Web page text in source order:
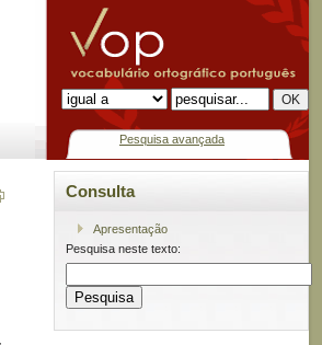
Pesquisa avançada
Consulta
Apresentação
Pesquisa neste texto: